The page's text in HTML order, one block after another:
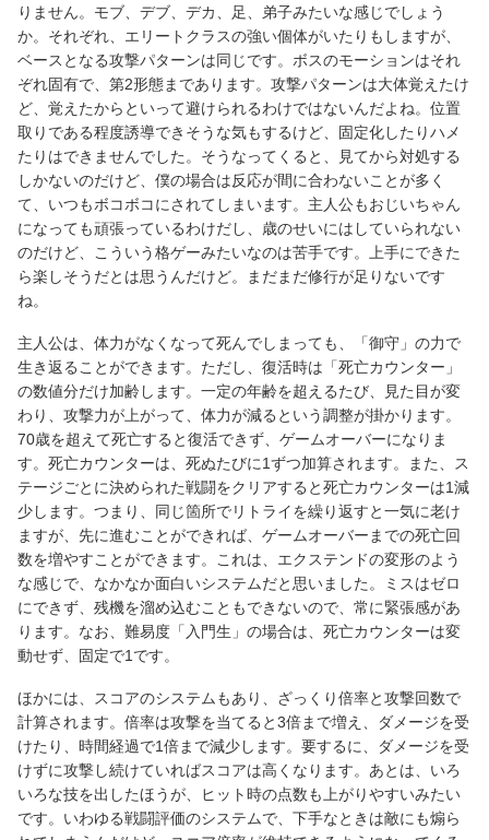
りません。モブ、デブ、デカ、足、弟子みたいな感じでしょう
か。それぞれ、エリートクラスの強い個体がいたりもしますが、
ベースとなる攻撃パターンは同じです。ボスのモーションはそれ
ぞれ固有で、第2形態まであります。攻撃パターンは大体覚えたけ
ど、覚えたからといって避けられるわけではないんだよね。位置
取りである程度誘導できそうな気もするけど、固定化したりハメ
たりはできませんでした。そうなってくると、見てから対処する
しかないのだけど、僕の場合は反応が間に合わないことが多く
て、いつもボコボコにされてしまいます。主人公もおじいちゃん
になっても頑張っているわけだし、歳のせいにはしていられない
のだけど、こういう格ゲーみたいなのは苦手です。上手にできた
ら楽しそうだとは思うんだけど。まだまだ修行が足りないです
ね。
主人公は、体力がなくなって死んでしまっても、「御守」の力で
生き返ることができます。ただし、復活時は「死亡カウンター」
の数値分だけ加齢します。一定の年齢を超えるたび、見た目が変
わり、攻撃力が上がって、体力が減るという調整が掛かります。
70歳を超えて死亡すると復活できず、ゲームオーバーになりま
す。死亡カウンターは、死ぬたびに1ずつ加算されます。また、ス
テージごとに決められた戦闘をクリアすると死亡カウンターは1減
少します。つまり、同じ箇所でリトライを繰り返すと一気に老け
ますが、先に進むことができれば、ゲームオーバーまでの死亡回
数を増やすことができます。これは、エクステンドの変形のよう
な感じで、なかなか面白いシステムだと思いました。ミスはゼロ
にできず、残機を溜め込むこともできないので、常に緊張感があ
ります。なお、難易度「入門生」の場合は、死亡カウンターは変
動せず、固定で1です。
ほかには、スコアのシステムもあり、ざっくり倍率と攻撃回数で
計算されます。倍率は攻撃を当てると3倍まで増え、ダメージを受
けたり、時間経過で1倍まで減少します。要するに、ダメージを受
けずに攻撃し続けていればスコアは高くなります。あとは、いろ
いろな技を出したほうが、ヒット時の点数も上がりやすいみたい
です。いわゆる戦闘評価のシステムで、下手なときは敵にも煽ら